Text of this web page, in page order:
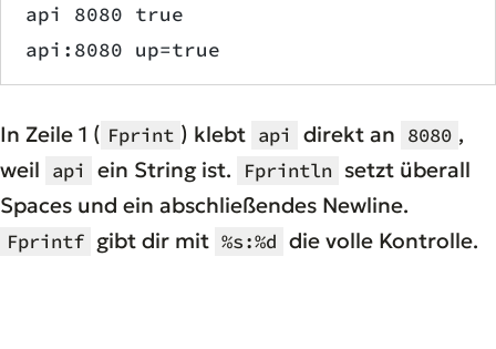
api 8080 true
api:8080 up=true
In Zeile 1 ( Fprint ) klebt api direkt an 8080 ,
weil api ein String ist. Fprintln setzt überall
Spaces und ein abschließendes Newline.
Fprintf gibt dir mit %s:%d die volle Kontrolle.